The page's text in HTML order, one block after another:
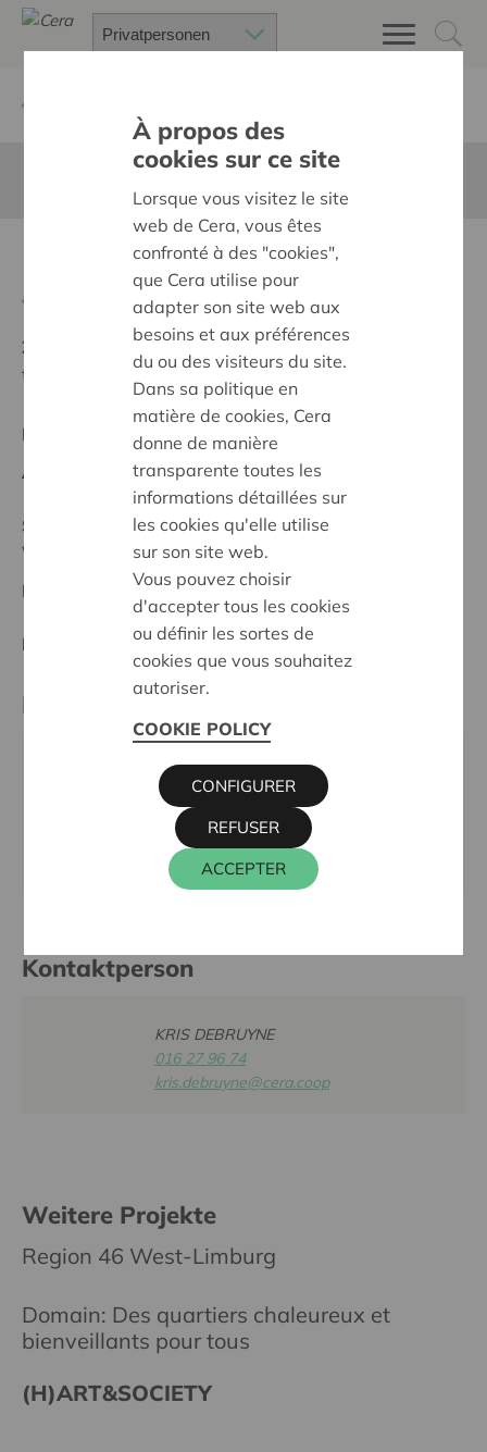
Neerhofpark “Heksenberg'
Ziel:
Des quartiers chaleureux et bienveillants pour
tous
Regionales Projekt
Anfangsdatum:19/10/2023
Stand :
Complete
West-Limburg
Datum:
19/10/2023
Entscheidung:Approved
Partner
KLEINDIERCLUB AVIVARIA VZW,
HEKSENBERGSTRAAT 5-7, 3500 HASSELT
011 25 44 45
www.avivaria.be
Kontaktperson
KRIS DEBRUYNE
016 27 96 74
kris.debruyne@cera.coop
Weitere Projekte
Region 46 West-Limburg
Domain: Des quartiers chaleureux et
bienveillants pour tous
(H)ART&SOCIETY
À propos des
cookies sur ce site
Lorsque vous visitez le site
web de Cera, vous êtes
confronté à des "cookies",
que Cera utilise pour
adapter son site web aux
besoins et aux préférences
du ou des visiteurs du site.
Dans sa politique en
matière de cookies, Cera
donne de manière
transparente toutes les
informations détaillées sur
les cookies qu'elle utilise
sur son site web.
Vous pouvez choisir
d'accepter tous les cookies
ou définir les sortes de
cookies que vous souhaitez
autoriser.
COOKIE POLICY
ACCEPTER
REFUSER
CONFIGURER